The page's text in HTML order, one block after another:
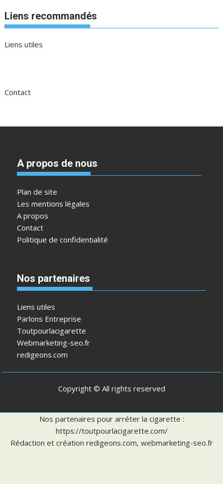
Liens recommandés
Liens utiles
Contact
A propos de nous
Plan de site
Les mentions légales
A propos
Contact
Politique de confidentialité
Nos partenaires
Liens utiles
Parlons Entreprise
Toutpourlacigarette
Webmarketing-seo.fr
redigeons.com
Copyright © All rights reserved
Nos partenaires pour arréter la cigarette :
https://toutpourlacigarette.com/
Rédaction et création redigeons.com, webmarketing-seo.fr